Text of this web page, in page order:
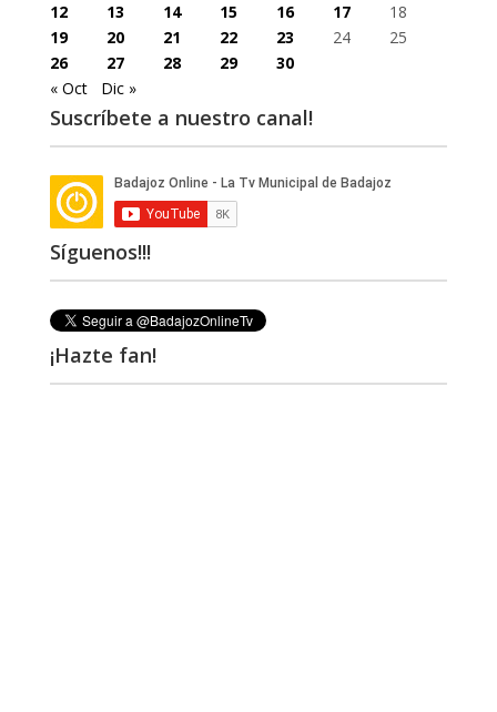
12
13 14 15 16 17
18
19
20 21 22 23 24
25
26
27 28 29
30
« Oct
Dic »
Suscríbete a nuestro canal!
Síguenos!!!
¡Hazte fan!